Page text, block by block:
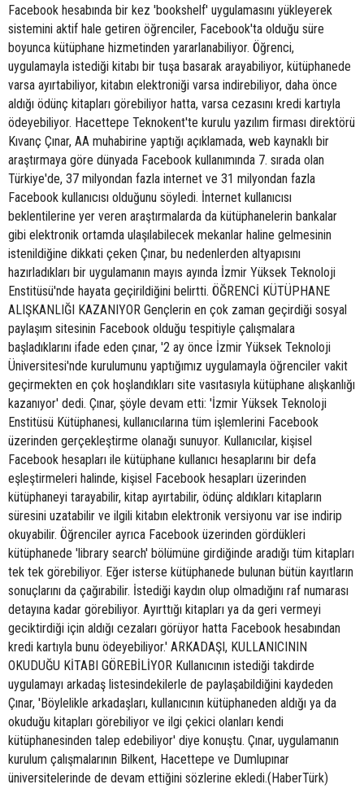
Facebook hesabında bir kez 'bookshelf' uygulamasını yükleyerek
sistemini aktif hale getiren öğrenciler, Facebook'ta olduğu süre
boyunca kütüphane hizmetinden yararlanabiliyor. Öğrenci,
uygulamayla istediği kitabı bir tuşa basarak arayabiliyor, kütüphanede
varsa ayırtabiliyor, kitabın elektroniği varsa indirebiliyor, daha önce
aldığı ödünç kitapları görebiliyor hatta, varsa cezasını kredi kartıyla
ödeyebiliyor. Hacettepe Teknokent'te kurulu yazılım firması direktörü
Kıvanç Çınar, AA muhabirine yaptığı açıklamada, web kaynaklı bir
araştırmaya göre dünyada Facebook kullanımında 7. sırada olan
Türkiye'de, 37 milyondan fazla internet ve 31 milyondan fazla
Facebook kullanıcısı olduğunu söyledi. İnternet kullanıcısı
beklentilerine yer veren araştırmalarda da kütüphanelerin bankalar
gibi elektronik ortamda ulaşılabilecek mekanlar haline gelmesinin
istenildiğine dikkati çeken Çınar, bu nedenlerden altyapısını
hazırladıkları bir uygulamanın mayıs ayında İzmir Yüksek Teknoloji
Enstitüsü'nde hayata geçirildiğini belirtti. ÖĞRENCİ KÜTÜPHANE
ALIŞKANLIĞI KAZANIYOR Gençlerin en çok zaman geçirdiği sosyal
paylaşım sitesinin Facebook olduğu tespitiyle çalışmalara
başladıklarını ifade eden çınar, '2 ay önce İzmir Yüksek Teknoloji
Üniversitesi'nde kurulumunu yaptığımız uygulamayla öğrenciler vakit
geçirmekten en çok hoşlandıkları site vasıtasıyla kütüphane alışkanlığı
kazanıyor' dedi. Çınar, şöyle devam etti: 'İzmir Yüksek Teknoloji
Enstitüsü Kütüphanesi, kullanıcılarına tüm işlemlerini Facebook
üzerinden gerçekleştirme olanağı sunuyor. Kullanıcılar, kişisel
Facebook hesapları ile kütüphane kullanıcı hesaplarını bir defa
eşleştirmeleri halinde, kişisel Facebook hesapları üzerinden
kütüphaneyi tarayabilir, kitap ayırtabilir, ödünç aldıkları kitapların
süresini uzatabilir ve ilgili kitabın elektronik versiyonu var ise indirip
okuyabilir. Öğrenciler ayrıca Facebook üzerinden gördükleri
kütüphanede 'library search' bölümüne girdiğinde aradığı tüm kitapları
tek tek görebiliyor. Eğer isterse kütüphanede bulunan bütün kayıtların
sonuçlarını da çağırabilir. İstediği kaydın olup olmadığını raf numarası
detayına kadar görebiliyor. Ayırttığı kitapları ya da geri vermeyi
geciktirdiği için aldığı cezaları görüyor hatta Facebook hesabından
kredi kartıyla bunu ödeyebiliyor.' ARKADAŞI, KULLANICININ
OKUDUĞU KİTABI GÖREBİLİYOR Kullanıcının istediği takdirde
uygulamayı arkadaş listesindekilerle de paylaşabildiğini kaydeden
Çınar, 'Böylelikle arkadaşları, kullanıcının kütüphaneden aldığı ya da
okuduğu kitapları görebiliyor ve ilgi çekici olanları kendi
kütüphanesinden talep edebiliyor' diye konuştu. Çınar, uygulamanın
kurulum çalışmalarının Bilkent, Hacettepe ve Dumlupınar
üniversitelerinde de devam ettiğini sözlerine ekledi.(HaberTürk)